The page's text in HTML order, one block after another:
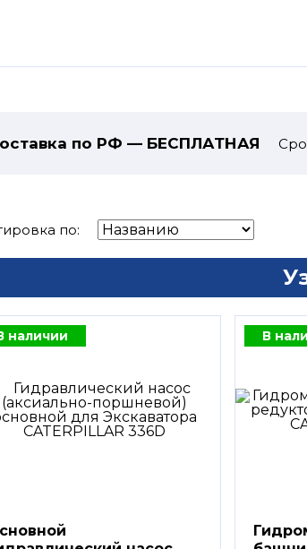
по РФ — БЕСПЛАТНАЯ
по:
наличии В